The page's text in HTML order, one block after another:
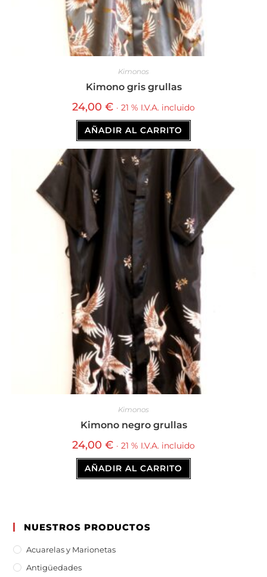
Kimonos
Kimono gris grullas
24,00 € · 21 % I.V.A. incluido
AÑADIR AL CARRITO
Kimonos
Kimono negro grullas
24,00 € · 21 % I.V.A. incluido
AÑADIR AL CARRITO
NUESTROS PRODUCTOS
Acuarelas y Marionetas
Antigüedades